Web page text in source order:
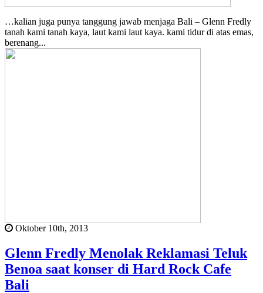
…kalian juga punya tanggung jawab menjaga Bali – Glenn Fredly
tanah kami tanah kaya, laut kami laut kaya. kami tidur di atas emas,
berenang...
Oktober 10th, 2013
Glenn Fredly Menolak Reklamasi Teluk
Benoa saat konser di Hard Rock Cafe
Bali